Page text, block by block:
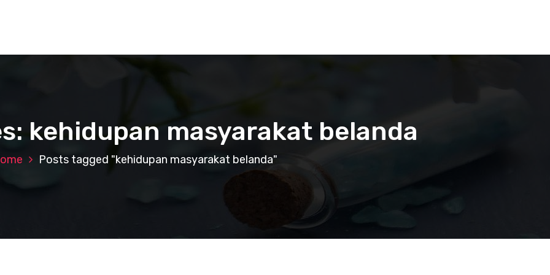
kehidupan masyarakat belanda
Posts tagged "kehidupan masyarakat belanda"